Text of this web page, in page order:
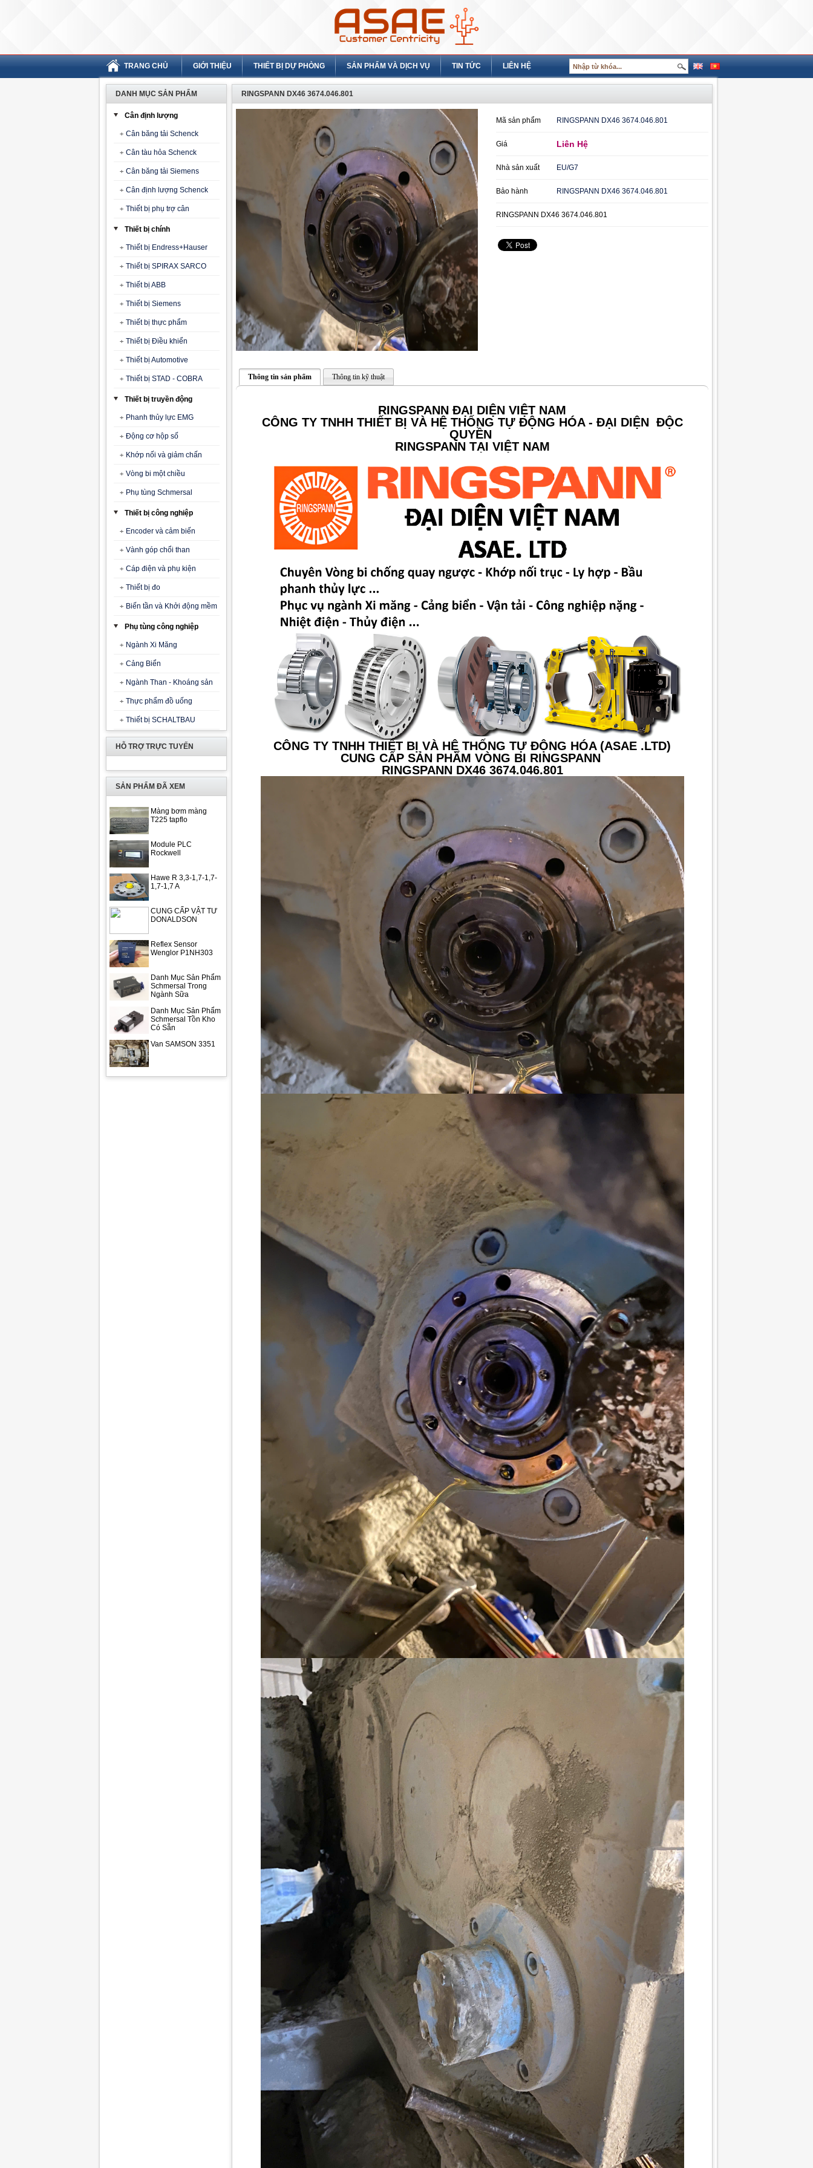
TRANG CHỦ GIỚI THIỆU THIẾT BỊ DỰ PHÒNG SẢN PHẨM VÀ DỊCH VỤ TIN TỨC LIÊN HỆ
DANH MỤC SẢN PHẨM
Cân định lượng
Cân băng tải Schenck
Cân tàu hỏa Schenck
Cân băng tải Siemens
Cân định lượng Schenck
Thiết bị phụ trợ cân
Thiết bị chính
Thiết bị Endress+Hauser
Thiết bị SPIRAX SARCO
Thiết bị ABB
Thiết bị Siemens
Thiết bị thực phẩm
Thiết bị Điều khiển
Thiết bị Automotive
Thiết bị STAD - COBRA
Thiết bị truyền động
Phanh thủy lực EMG
Động cơ hộp số
Khớp nối và giảm chấn
Vòng bi một chiều
Phụ tùng Schmersal
Thiết bị công nghiệp
Encoder và cảm biến
Vành góp chổi than
Cáp điện và phụ kiện
Thiết bị đo
Biến tần và Khởi động mềm
Phụ tùng công nghiệp
Ngành Xi Măng
Cảng Biển
Ngành Than - Khoáng sản
Thực phẩm đồ uống
Thiết bị SCHALTBAU
HỖ TRỢ TRỰC TUYẾN
SẢN PHẨM ĐÃ XEM
Màng bơm màng
T225 tapflo
Module PLC
Rockwell
Hawe R 3,3-1,7-1,7-
1,7-1,7 A
CUNG CẤP VẬT TƯ
DONALDSON
Reflex Sensor
Wenglor P1NH303
Danh Mục Sản Phẩm
Schmersal Trong
Ngành Sữa
Danh Mục Sản Phẩm
Schmersal Tồn Kho
Có Sẵn
Van SAMSON 3351
RINGSPANN DX46 3674.046.801
Mã sản phẩm RINGSPANN DX46 3674.046.801
Giá Liên Hệ
Nhà sản xuất EU/G7
Bảo hành RINGSPANN DX46 3674.046.801
RINGSPANN DX46 3674.046.801
Thông tin sản phẩm Thông tin kỹ thuật
RINGSPANN ĐẠI DIỆN VIỆT NAM
CÔNG TY TNHH THIẾT BỊ VÀ HỆ THỐNG TỰ ĐỘNG HÓA - ĐẠI DIỆN ĐỘC
QUYỀN
RINGSPANN TẠI VIỆT NAM
CÔNG TY TNHH THIẾT BỊ VÀ HỆ THỐNG TỰ ĐỘNG HÓA (ASAE .LTD)
CUNG CẤP SẢN PHẨM VÒNG BI RINGSPANN
RINGSPANN DX46 3674.046.801